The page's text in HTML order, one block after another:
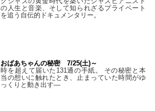
の人生と音楽、そして知られざるプライベート
を追う自伝的ドキュメンタリー。
おばあちゃんの秘密 7/25(土)～
時を超えて届いた131通の手紙。 その秘密と本
当の想いに触れたとき、止まっていた時間がゆ
っくりと動き出す―